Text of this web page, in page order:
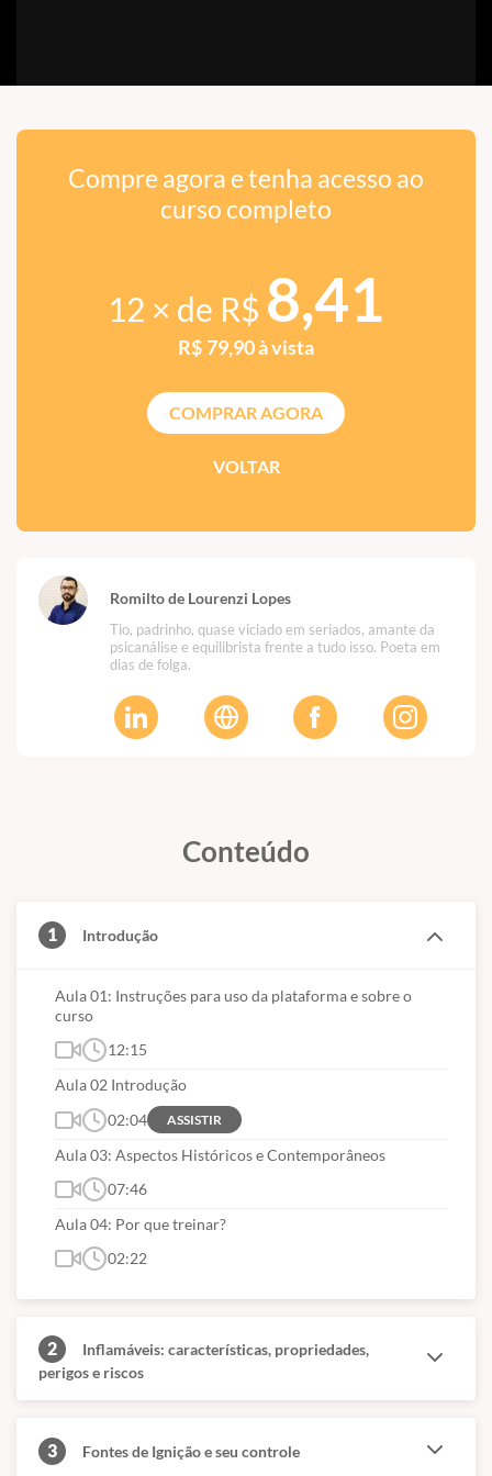
Romilto de Lourenzi Lopes
Tio, padrinho, quase viciado em seriados, amante da
psicanálise e equilibrista frente a tudo isso. Poeta em
dias de folga.
Compre agora e tenha acesso ao
curso completo
12 × de R$ 8,41
R$ 79,90 à vista
COMPRAR AGORA
VOLTAR
Conteúdo
1 Introdução
Aula 01: Instruções para uso da plataforma e sobre o
curso
12:15
Aula 02 Introdução
02:04
ASSISTIR
Aula 03: Aspectos Históricos e Contemporâneos
07:46
Aula 04: Por que treinar?
02:22
2
Inflamáveis: características, propriedades,
perigos e riscos
3 Fontes de Ignição e seu controle